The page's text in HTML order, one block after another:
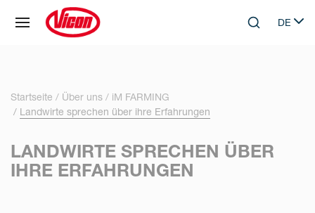
Skip to main contentSearchDE
Select
Startseite Über uns
iM FARMING
Landwirte sprechen über ihre Erfahrungen
LANDWIRTE SPRECHEN ÜBER
IHRE ERFAHRUNGEN
Cookie-Einstellungen